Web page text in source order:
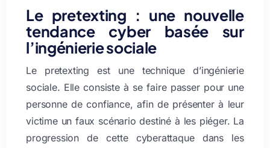
Le pretexting : une nouvelle
tendance cyber basée sur
l’ingénierie sociale
Le pretexting est une technique d’ingénierie
sociale. Elle consiste à se faire passer pour une
personne de confiance, afin de présenter à leur
victime un faux scénario destiné à les piéger. La
progression de cette cyberattaque dans les